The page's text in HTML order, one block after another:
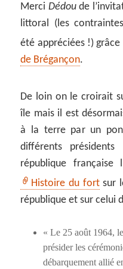
Merci Dédoude
littoral (les
été appréciées !) grâce
de Brégançon.
De loin on le croirait
île mais il est
à la terre par un
différents
république française
Histoire du fortsur
république et sur celui
« Le 25 août 1964,
présider les
débarquement allié